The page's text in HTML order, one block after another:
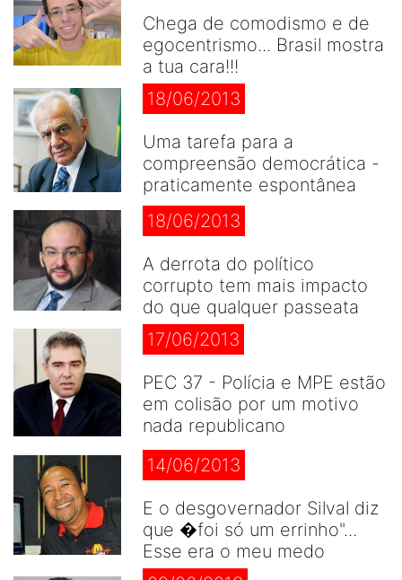
Chega de comodismo e de
egocentrismo... Brasil mostra
a tua cara!!!
18/06/2013
Uma tarefa para a
compreensão democrática -
praticamente espontânea
18/06/2013
A derrota do político
corrupto tem mais impacto
do que qualquer passeata
17/06/2013
PEC 37 - Polícia e MPE estão
em colisão por um motivo
nada republicano
14/06/2013
E o desgovernador Silval diz
que �foi só um errinho"...
Esse era o meu medo